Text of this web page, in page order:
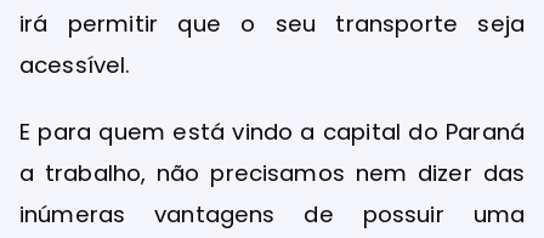
irá permitir que o seu transporte seja
acessível.
E para quem está vindo a capital do Paraná
a trabalho, não precisamos nem dizer das
inúmeras vantagens de possuir uma